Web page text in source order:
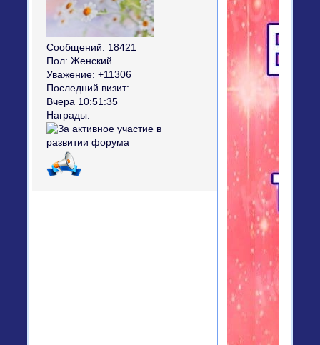
Сообщений: 18421
Пол: Женский
Уважение: +11306
Последний визит:
Вчера 10:51:35
Награды: